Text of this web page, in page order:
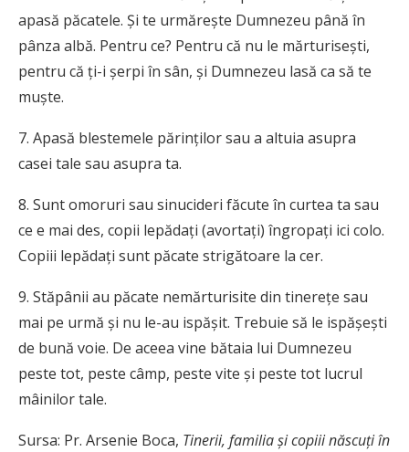
apasă păcatele. Şi te urmăreşte Dumnezeu până în
pânza albă. Pentru ce? Pentru că nu le mărturiseşti,
pentru că ţi-i şerpi în sân, şi Dumnezeu lasă ca să te
muşte.
7. Apasă blestemele părinţilor sau a altuia asupra
casei tale sau asupra ta.
8. Sunt omoruri sau sinucideri făcute în curtea ta sau
ce e mai des, copii lepădaţi (avortaţi) îngropaţi ici colo.
Copiii lepădaţi sunt păcate strigătoare la cer.
9. Stăpânii au păcate nemărturisite din tinereţe sau
mai pe urmă şi nu le-au ispăşit. Trebuie să le ispăşeşti
de bună voie. De aceea vine bătaia lui Dumnezeu
peste tot, peste câmp, peste vite şi peste tot lucrul
mâinilor tale.
Sursa: Pr. Arsenie Boca, Tinerii, familia și copiii născuți în